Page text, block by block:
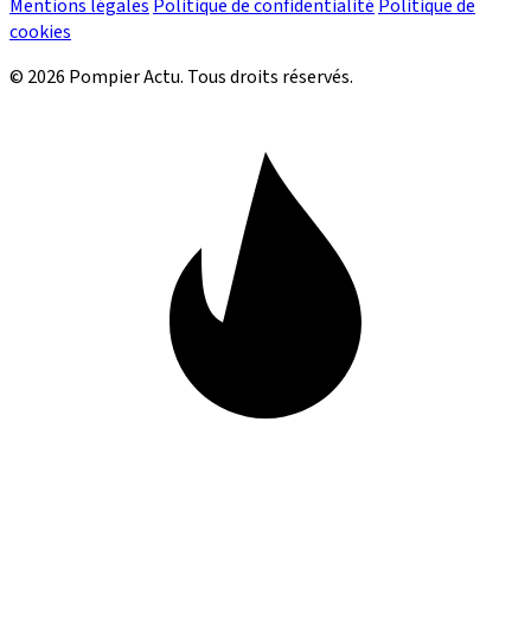
Mentions légales Politique de confidentialité Politique de
cookies
© 2026 Pompier Actu. Tous droits réservés.